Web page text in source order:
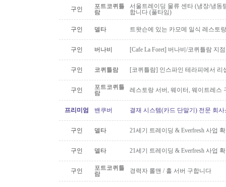
구인
포트코퀴틀
람
서울트레이딩 물류 센타 (냉장/냉동
합니다 (풀타임)
구인 델타 트왓슨에 있는 카모메 일식 레스토
구인 버나비 [Cafe La Foret] 버나비/코퀴틀람 지
구인 코퀴틀람 [코퀴틀람] 인스파인 테라피에서 리
구인
포트코퀴틀
람
레스토랑 서버, 웨이터, 웨이트레스
프리미엄 밴쿠버 결재 시스템(카드 단말기) 전문 회
구인 델타 21세기 트레이딩 & Everfresh 사업
구인 델타 21세기 트레이딩 & Everfresh 사업
구인
포트코퀴틀
람
경력자 롤맨 / 홀 서버 구합니다